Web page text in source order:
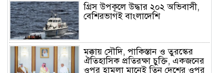
গ্রিস উপকূলে উদ্ধার ২০২ অভিবাসী,
বেশিরভাগই বাংলাদেশি
মক্কায় সৌদি, পাকিস্তান ও তুরস্কের
ঐতিহাসিক প্রতিরক্ষা চুক্তি, একজনের
ওপর হামলা মানেই তিন দেশের ওপর